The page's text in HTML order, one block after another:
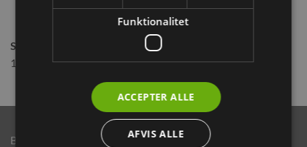
Sammensætning
100% Persilleblade
Brand
Funktionalitet
ACCEPTER ALLE
AFVIS ALLE